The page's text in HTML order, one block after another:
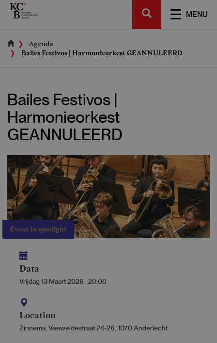
Skip
MENU
SEARCH
Agenda
Bailes Festivos | Harmonieorkest GEANNULEERD
Bailes Festivos |
Harmonieorkest
GEANNULEERD
Event in spotlight
Data
Vrijdag 13 Maart 2026 , 20:00
Location
Zinnema, Veeweidestraat 24-26, 1070 Anderlecht